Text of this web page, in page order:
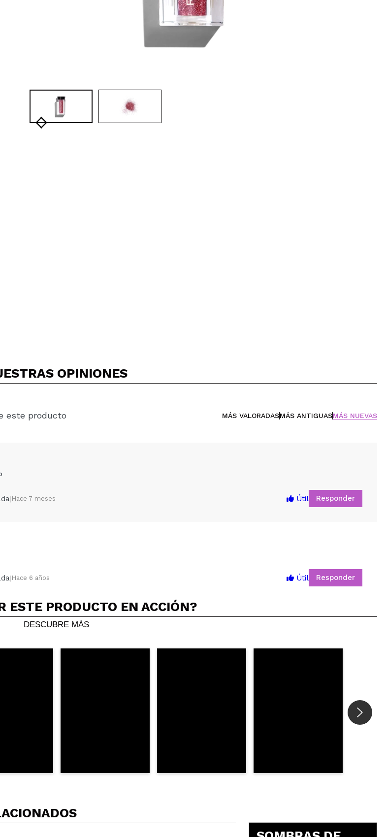
CREAR CUENTA
OPINIONES
este producto MÁS VALORADASMÁS ANTIGUASMÁS NUEVAS
ser el primero. Imagínatelo...
| Hace 7 meses Útil Responder
| Hace 6 años Útil Responder
ESTE PRODUCTO EN ACCIÓN?
DESCUBRE MÁS